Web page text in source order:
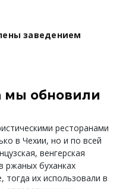
заведением
мы обновили
ресторанами
в Чехии, но и по всей
венгерская
ржаных буханках
тогда их использовали в